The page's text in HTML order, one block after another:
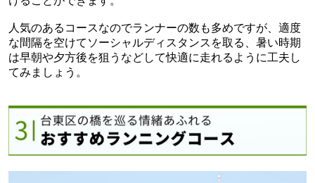
人気のあるコースなのでランナーの数も多めですが、適度
な間隔を空けてソーシャルディスタンスを取る、暑い時期
は早朝や夕方後を狙うなどして快適に走れるように工夫し
てみましょう。